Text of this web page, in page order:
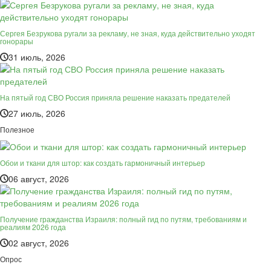
Сергея Безрукова ругали за рекламу, не зная, куда действительно уходят
гонорары
31 июль, 2026
На пятый год СВО Россия приняла решение наказать предателей
27 июль, 2026
Полезное
Обои и ткани для штор: как создать гармоничный интерьер
06 август, 2026
Получение гражданства Израиля: полный гид по путям, требованиям и
реалиям 2026 года
02 август, 2026
Опрос